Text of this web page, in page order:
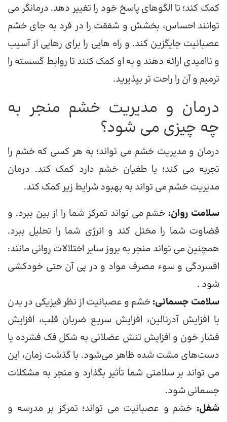
کمک کند؛ تا الگوهای پاسخ خود را تغییر دهد. درمانگر می
توانند احساس، بخشش و شفقت را در فرد به جای خشم
عصبانیت جایگزین کند. و راه هایی را برای رهایی از آسیب
و ناامیدی ارائه دهند و به او کمک کنند تا روابط گسسته را
ترمیم و آن را راحت تر بپذیرید.
درمان و مدیریت خشم منجر به
چه چیزی می شود؟
درمان و مدیریت خشم می تواند؛ به هر کسی که خشم را
تجربه می کند؛ یا طغیان خشم دارد کمک کند. درمان
مدیریت خشم می تواند به بهبود شرایط زیر کمک کند.
سلامت روان: خشم می تواند تمرکز شما را از بین ببرد. و
قضاوت شما را مختل کند و انرژی شما را تحلیل ببرد.
همچنین می تواند منجر به بروز سایر اختلالات روانی مانند:
افسردگی و سوء مصرف مواد و در پی آن حتی خودکشی
شود .
سلامت جسمانی: خشم و عصبانیت از نظر فیزیکی در بدن
با افزایش آدرنالین، افزایش سریع ضربان قلب، افزایش
فشار خون و افزایش تنش عضلانی به شکل فک فشرده یا
دست‌های مشت شده ظاهر می‌شود. با گذشت زمان، این
می تواند بر سلامتی شما تأثیر بگذارد و منجر به مشکلات
جسمانی شود.
شغل: خشم و عصبانیت می تواند؛ تمرکز بر مدرسه و